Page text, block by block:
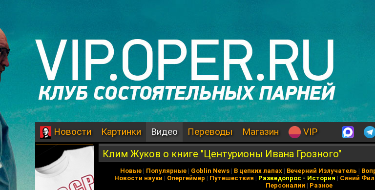
Новости Картинки Видео Переводы Магазин VIP
Клим Жуков о книге "Центурионы Ивана Грозного"
Новые | Популярные | Goblin News | В цепких лапах | Вечерний Излучатель |
Новости науки | Опергеймер | Путешествия | Разведопрос - История | Синий Фил
Персоналии | Разное